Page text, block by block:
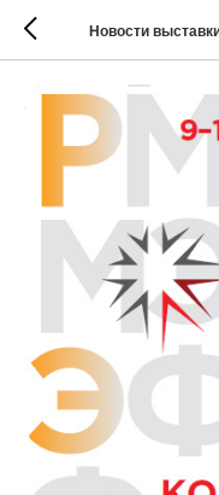
Новости